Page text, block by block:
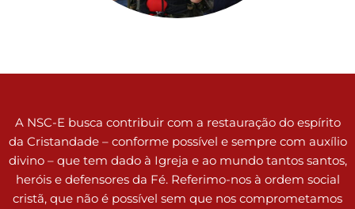
A NSC-E busca contribuir com a restauração do espírito
da Cristandade – conforme possível e sempre com auxílio
divino – que tem dado à Igreja e ao mundo tantos santos,
heróis e defensores da Fé. Referimo-nos à ordem social
cristã, que não é possível sem que nos comprometamos